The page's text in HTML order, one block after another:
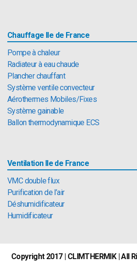
Chauffage Ile de France
Pompe à chaleur
Radiateur à eau chaude
Plancher chauffant
Système ventile convecteur
Aérothermes Mobiles/Fixes
Système gainable
Ballon thermodynamique ECS
Ventilation Ile de France
VMC double flux
Purification de l’air
Déshumidificateur
Humidificateur
Copyright 2017 | CLIMTHERMIK | All